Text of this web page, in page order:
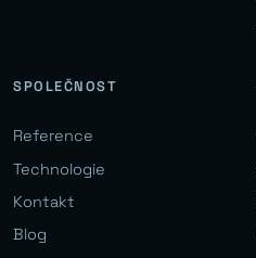
SPOLEČNOST
Reference
Technologie
Kontakt
Blog